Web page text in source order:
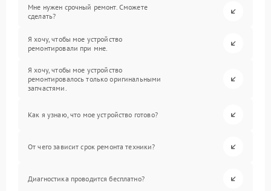
Мне нужен срочный ремонт. Сможете
сделать?
Я хочу, чтобы мое устройство
ремонтировали при мне.
Я хочу, чтобы мое устройство
ремонтировалось только оригинальными
запчастями.
Как я узнаю, что мое устройство готово?
От чего зависит срок ремонта техники?
Диагностика проводится бесплатно?